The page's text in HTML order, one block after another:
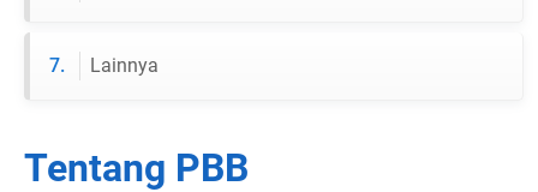
7. Lainnya
Tentang PBB